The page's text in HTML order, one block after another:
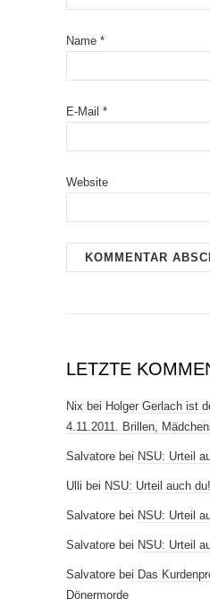
Name *
E-Mail *
Website
LETZTE
Nix bei Holger Gerlach ist
4.11.2011. Brillen,
Salvatore bei NSU: Urteil
Ulli bei NSU: Urteil auch du!
Salvatore bei NSU: Urteil
Salvatore bei NSU: Urteil
Salvatore bei Das
Dönermorde